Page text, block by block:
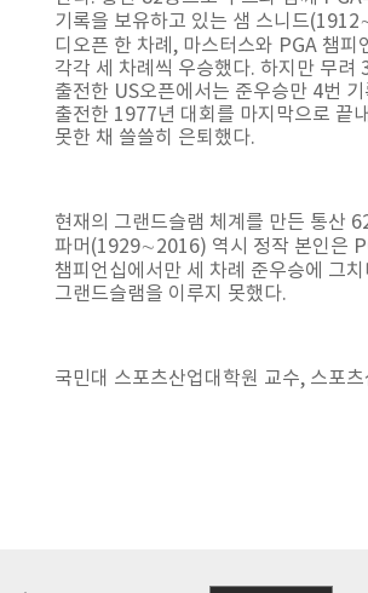
기록을 보유하고 있는 샘 스니드
디오픈 한 차례, 마스터스와 PGA 챔피
각각 세 차례씩 우승했다. 하지만 무려
출전한 US오픈에서는 준우승만 4번 기
출전한 1977년 대회를 마지막으로 끝
못한 채 쓸쓸히 은퇴했다.
현재의 그랜드슬램 체계를 만든 통산
파머(1929∼2016) 역시 정작 본인은
챔피언십에서만 세 차례 준우승에 그치
그랜드슬램을 이루지 못했다.
국민대 스포츠산업대학원 교수, 스포